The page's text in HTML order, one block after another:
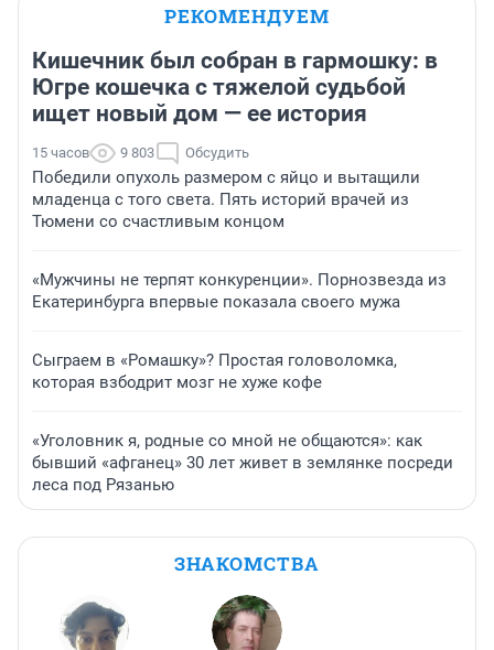
РЕКОМЕНДУЕМ
Кишечник был собран в гармошку: в
Югре кошечка с тяжелой судьбой
ищет новый дом — ее история
15 часов 9 803 Обсудить
Победили опухоль размером с яйцо и вытащили
младенца с того света. Пять историй врачей из
Тюмени со счастливым концом
«Мужчины не терпят конкуренции». Порнозвезда из
Екатеринбурга впервые показала своего мужа
Сыграем в «Ромашку»? Простая головоломка,
которая взбодрит мозг не хуже кофе
«Уголовник я, родные со мной не общаются»: как
бывший «афганец» 30 лет живет в землянке посреди
леса под Рязанью
ЗНАКОМСТВА